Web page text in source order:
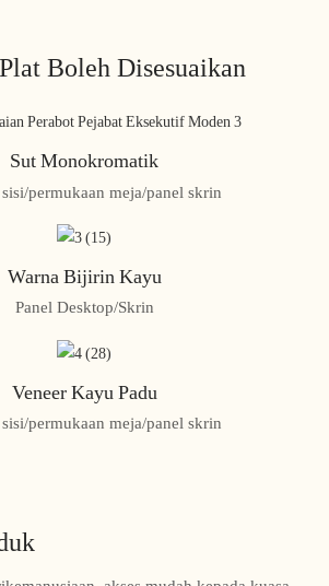
Boleh Disesuaikan
Sut Monokromatik
permukaan meja/panel skrin
Warna Bijirin Kayu
Panel Desktop/Skrin
Veneer Kayu Padu
permukaan meja/panel skrin